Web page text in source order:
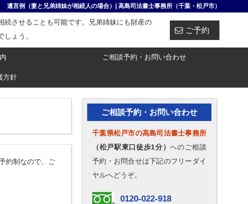
遺言例（妻と兄弟姉妹が相続人の場合）| 高島司法書士事務所（千葉・松戸市）
続させることも可能です。兄弟姉妹にも財産の
ょう。
ご予約
ご相談予約・お問い合わせ
方針
約制なので、
ご
ご相談予約・お問い合わせ
千葉県松戸市の高島司法書士事務所
（松戸駅東口徒歩1分）へのご相談
予約・お問合せは下記のフリーダイ
ヤルへどうぞ。
0120-022-918